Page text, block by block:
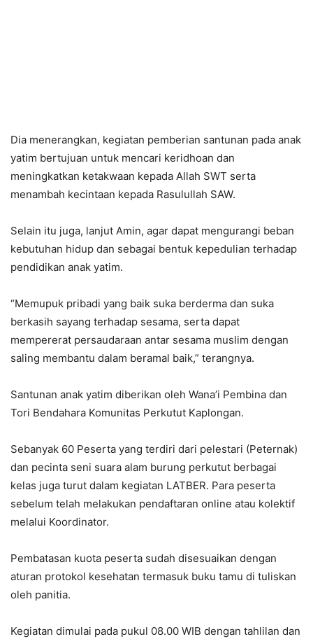
Dia menerangkan, kegiatan pemberian santunan pada anak
yatim bertujuan untuk mencari keridhoan dan
meningkatkan ketakwaan kepada Allah SWT serta
menambah kecintaan kepada Rasulullah SAW.
Selain itu juga, lanjut Amin, agar dapat mengurangi beban
kebutuhan hidup dan sebagai bentuk kepedulian terhadap
pendidikan anak yatim.
“Memupuk pribadi yang baik suka berderma dan suka
berkasih sayang terhadap sesama, serta dapat
mempererat persaudaraan antar sesama muslim dengan
saling membantu dalam beramal baik,” terangnya.
Santunan anak yatim diberikan oleh Wana’i Pembina dan
Tori Bendahara Komunitas Perkutut Kaplongan.
Sebanyak 60 Peserta yang terdiri dari pelestari (Peternak)
dan pecinta seni suara alam burung perkutut berbagai
kelas juga turut dalam kegiatan LATBER. Para peserta
sebelum telah melakukan pendaftaran online atau kolektif
melalui Koordinator.
Pembatasan kuota peserta sudah disesuaikan dengan
aturan protokol kesehatan termasuk buku tamu di tuliskan
oleh panitia.
Kegiatan dimulai pada pukul 08.00 WIB dengan tahlilan dan